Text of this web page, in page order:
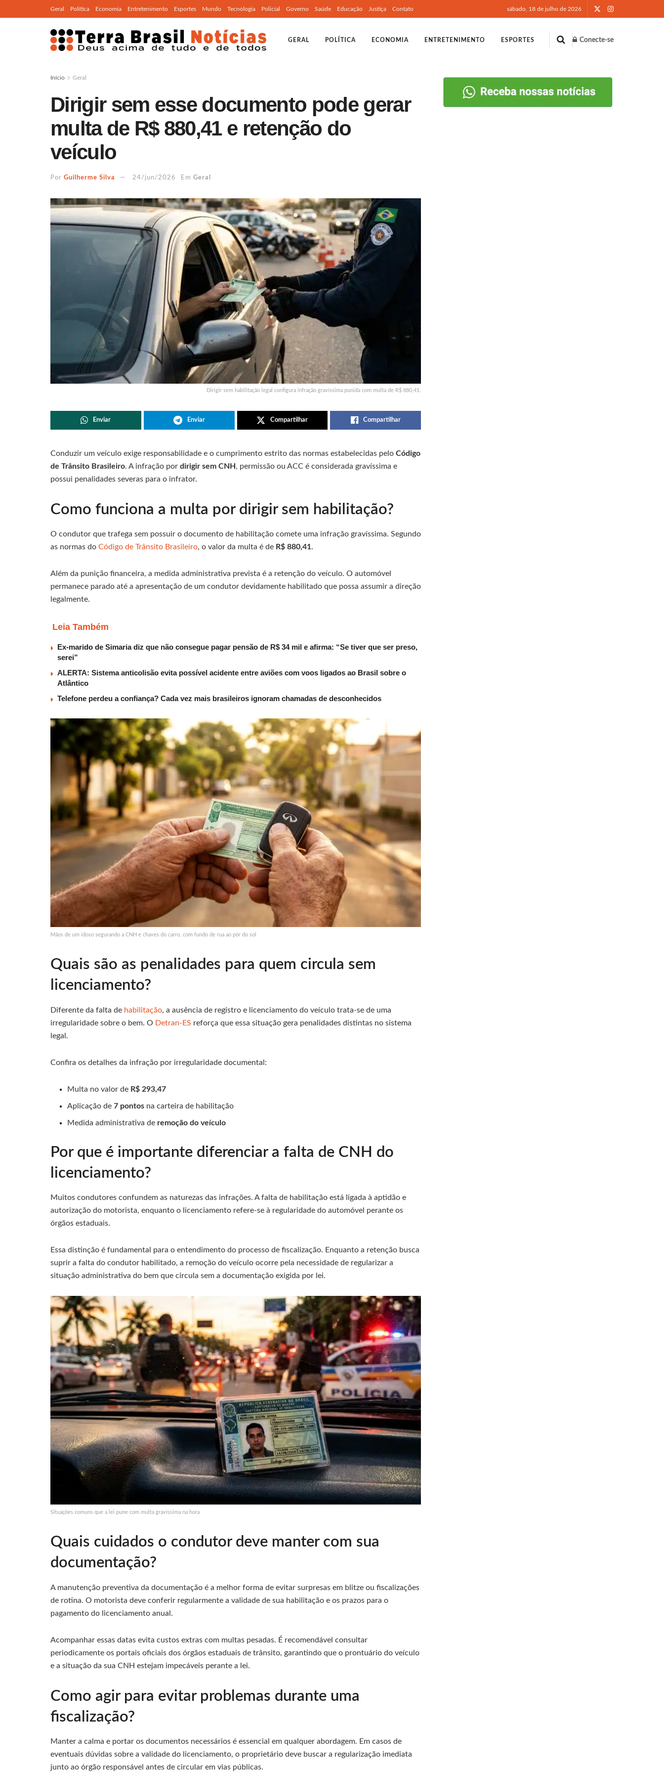
Geral Política Economia Entretenimento Esportes Mundo Tecnologia Policial Governo Saúde Educação Justiça Contato sábado, 18 de julho de 2026
GERAL POLÍTICA ECONOMIA ENTRETENIMENTO ESPORTES Conecte-se
Início Geral
Dirigir sem esse documento pode gerar
multa de R$ 880,41 e retenção do
veículo
Por Guilherme Silva 24/jun/2026 Em Geral
Dirigir sem habilitação legal configura infração gravíssima punida com multa de R$ 880,41.
Enviar Enviar Compartilhar Compartilhar
Conduzir um veículo exige responsabilidade e o cumprimento estrito das normas estabelecidas pelo Código
de Trânsito Brasileiro. A infração por dirigir sem CNH , permissão ou ACC é considerada gravíssima e
possui penalidades severas para o infrator.
Como funciona a multa por dirigir sem habilitação?
O condutor que trafega sem possuir o documento de habilitação comete uma infração gravíssima. Segundo
as normas do Código de Trânsito Brasileiro, o valor da multa é de R$ 880,41.
Além da punição financeira, a medida administrativa prevista é a retenção do veículo. O automóvel
permanece parado até a apresentação de um condutor devidamente habilitado que possa assumir a direção
legalmente.
Leia Também
Ex-marido de Simaria diz que não consegue pagar pensão de R$ 34 mil e afirma: “Se tiver que ser preso,
serei”
ALERTA: Sistema anticolisão evita possível acidente entre aviões com voos ligados ao Brasil sobre o
Atlântico
Telefone perdeu a confiança? Cada vez mais brasileiros ignoram chamadas de desconhecidos
Mãos de um idoso segurando a CNH e chaves do carro, com fundo de rua ao pôr do sol
Quais são as penalidades para quem circula sem
licenciamento?
Diferente da falta de habilitação, a ausência de registro e licenciamento do veículo trata-se de uma
irregularidade sobre o bem. O Detran-ES reforça que essa situação gera penalidades distintas no sistema
legal.
Confira os detalhes da infração por irregularidade documental:
Multa no valor de R$ 293,47
Aplicação de7 pontos na carteira de habilitação
Medida administrativa de remoção do veículo
Por que é importante diferenciar a falta de CNH do
licenciamento?
Muitos condutores confundem as naturezas das infrações. A falta de habilitação está ligada à aptidão e
autorização do motorista, enquanto o licenciamento refere-se à regularidade do automóvel perante os
órgãos estaduais.
Essa distinção é fundamental para o entendimento do processo de fiscalização. Enquanto a retenção busca
suprir a falta do condutor habilitado, a remoção do veículo ocorre pela necessidade de regularizar a
situação administrativa do bem que circula sem a documentação exigida por lei.
Situações comuns que a lei pune com multa gravíssima na hora
Quais cuidados o condutor deve manter com sua
documentação?
A manutenção preventiva da documentação é a melhor forma de evitar surpresas em blitze ou fiscalizações
de rotina. O motorista deve conferir regularmente a validade de sua habilitação e os prazos para o
pagamento do licenciamento anual.
Acompanhar essas datas evita custos extras com multas pesadas. É recomendável consultar
periodicamente os portais oficiais dos órgãos estaduais de trânsito, garantindo que o prontuário do veículo
e a situação da sua CNH estejam impecáveis perante a lei.
Como agir para evitar problemas durante uma
fiscalização?
Manter a calma e portar os documentos necessários é essencial em qualquer abordagem. Em casos de
eventuais dúvidas sobre a validade do licenciamento, o proprietário deve buscar a regularização imediata
junto ao órgão responsável antes de circular em vias públicas.